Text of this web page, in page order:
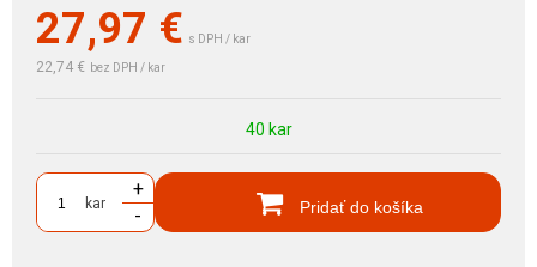
27,97 € s DPH / kar
22,74 € bez DPH / kar
40 kar
kar
+
-
Pridať do košíka